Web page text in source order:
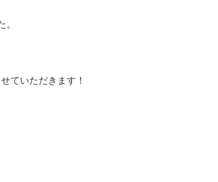
ていただきます！